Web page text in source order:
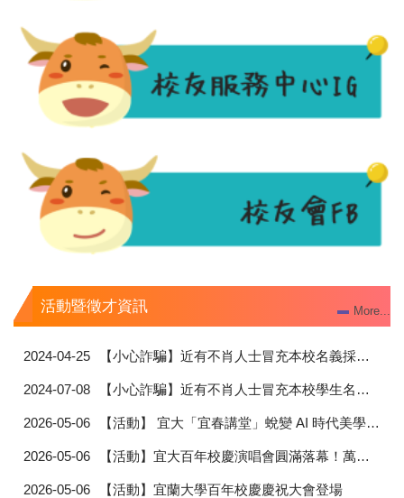
活動暨徵才資訊
2024-04-25 【小心詐騙】近有不肖人士冒充本校名義採購，敬請切勿受騙。
2024-07-08 【小心詐騙】近有不肖人士冒充本校學生名義推銷，敬請切勿相信。
2026-05-06 【活動】 宜大「宜春講堂」蛻變 AI 時代美學殿堂煥新揭牌
2026-05-06 【活動】宜大百年校慶演唱會圓滿落幕！萬人齊聚體育館
2026-05-06 【活動】宜蘭大學百年校慶慶祝大會登場
More...